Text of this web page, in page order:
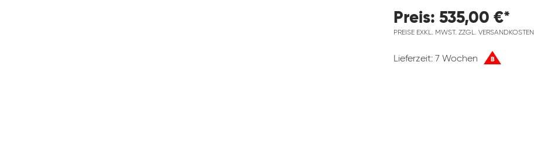
Preis: 535,00 €*
PREISE EXKL. MWST. ZZGL. VERSANDKOSTEN
Lieferzeit: 7 Wochen B